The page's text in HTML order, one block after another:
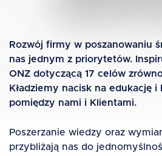
Rozwój firmy w poszanowaniu
nas jednym z priorytetów.
ONZ dotyczącą 17 celów
Kładziemy nacisk na edukację
pomiędzy nami i Klientami.
Poszerzanie wiedzy oraz
przybliżają nas do